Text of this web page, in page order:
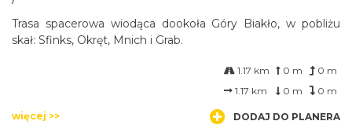
Trasa spacerowa wiodąca dookoła Góry Biakło, w pobliżu
skał: Sfinks, Okręt, Mnich i Grab.
1.17 km 0 m
0 m
1.17 km
0 m 0 m
więcej >> DODAJ DO PLANERA